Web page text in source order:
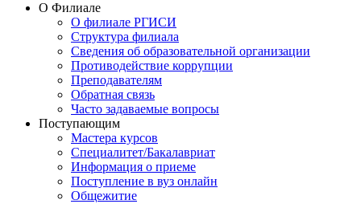
О Филиале
О филиале РГИСИ
Структура филиала
Сведения об образовательной организации
Противодействие коррупции
Преподавателям
Обратная связь
Часто задаваемые вопросы
Поступающим
Мастера курсов
Специалитет/Бакалавриат
Информация о приеме
Поступление в вуз онлайн
Общежитие